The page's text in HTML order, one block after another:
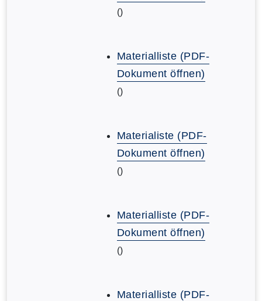
()
Materialliste (PDF-
Dokument öffnen)
()
Materialiste (PDF-
Dokument öffnen)
()
Materialliste (PDF-
Dokument öffnen)
()
Materialliste (PDF-